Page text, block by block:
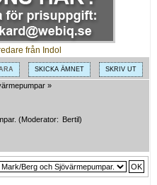
SKICKA ÄMNET SKRIV UT
»
(Moderator: Bertil)